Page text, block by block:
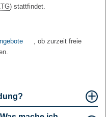
) stattfindet.
, ob zurzeit freie